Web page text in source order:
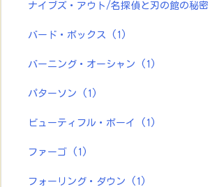
ナイブズ・アウト/名探偵と刃の館の秘密
バード・ボックス (1)
バーニング・オーシャン (1)
パターソン (1)
ビューティフル・ボーイ (1)
ファーゴ (1)
フォーリング・ダウン (1)